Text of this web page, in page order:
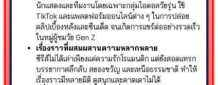
นักแสดงและทีมงานโดยเฉพาะกลุ่มไอดอลวัยรุ่น ใช้
TikTok และแพลตฟอร์มออนไลน์ต่าง ๆ ในการปล่อย
คลิปเบื้องหลังและซีนเด็ด จนเกิดการแชร์ต่ออย่างรวดเร็ว
ในหมู่ผู้ชมวัย Gen Z
เรื่องราวที่ผสมผสานความหลากหลาย
ซีรีส์ไม่ได้เล่าเพียงแค่ความรักโรแมนติก แต่ยังสอดแทรก
บรรยากาศลึกลับ สยองขวัญ และเหนือธรรมชาติ ทำให้
เรื่องราวมีหลายมิติ ดูสนุกและคาดเดาไม่ได้